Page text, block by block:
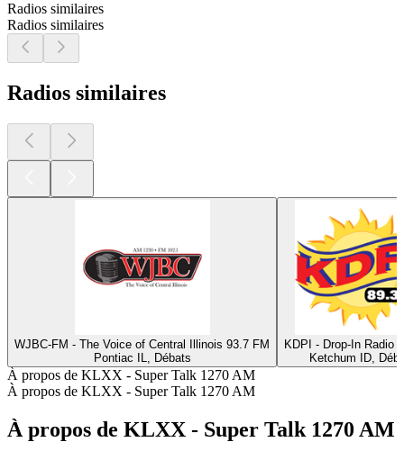
Radios similaires
Radios similaires
Radios similaires
WJBC-FM - The Voice of Central Illinois 93.7 FM
Pontiac IL, Débats
KDPI - Drop-In Radio
Ketchum ID,
À propos de KLXX - Super Talk 1270 AM
À propos de KLXX - Super Talk 1270 AM
À propos de KLXX - Super Talk 1270 AM